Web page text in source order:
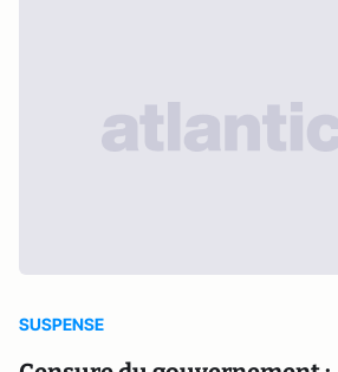
SUSPENSE